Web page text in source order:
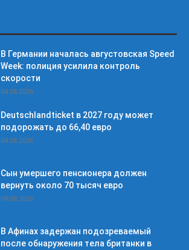
В Германии началась августовская Speed
Week: полиция усилила контроль
скорости
04.08.2026
Deutschlandticket в 2027 году может
подорожать до 66,40 евро
04.08.2026
Сын умершего пенсионера должен
вернуть около 70 тысяч евро
04.08.2026
В Афинах задержан подозреваемый
после обнаружения тела британки в